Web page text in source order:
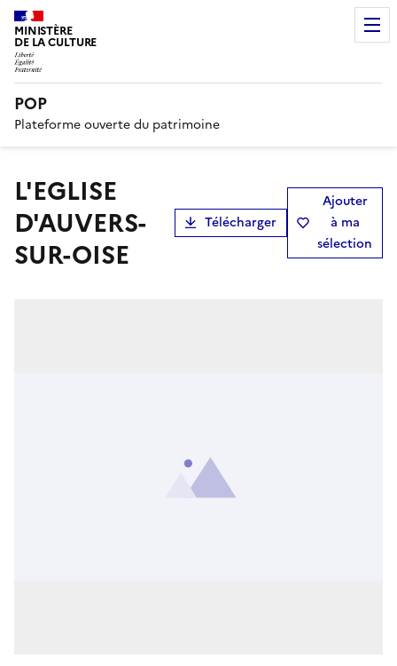
MINISTÈRE
DE LA CULTURE
POP
Plateforme ouverte du patrimoine
L'EGLISE
D'AUVERS-
SUR-OISE
Télécharger
Ajouter
à ma
sélection